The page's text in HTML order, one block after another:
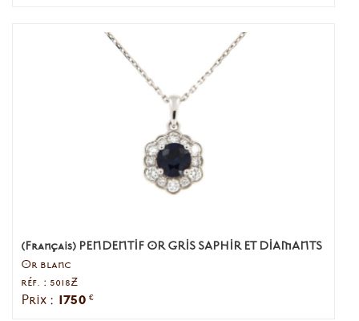
(Français) PENDENTIF OR GRIS SAPHIR ET DIAMANTS
Or blanc
réf. : 5018Z
Prix : 1750 €